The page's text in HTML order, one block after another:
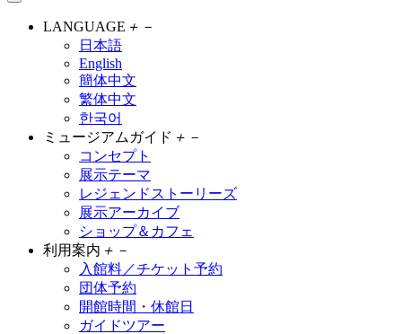
LANGUAGE ＋ －
日本語
English
簡体中文
繁体中文
한국어
ミュージアムガイド ＋ －
コンセプト
展示テーマ
レジェンドストーリーズ
展示アーカイブ
ショップ＆カフェ
利用案内 ＋ －
入館料／チケット予約
団体予約
開館時間・休館日
ガイドツアー